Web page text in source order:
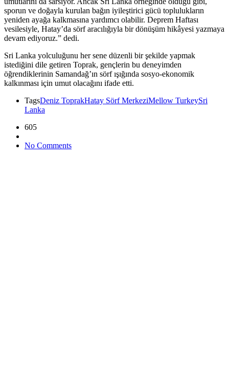
sporun ve doğayla kurulan bağın iyileştirici gücü toplulukların
yeniden ayağa kalkmasına yardımcı olabilir. Deprem Haftası
vesilesiyle, Hatay’da sörf aracılığıyla bir dönüşüm hikâyesi yazmaya
devam ediyoruz.” dedi.
Sri Lanka yolculuğunu her sene düzenli bir şekilde yapmak
istediğini dile getiren Toprak, gençlerin bu deneyimden
öğrendiklerinin Samandağ’ın sörf ışığında sosyo-ekonomik
kalkınması için umut olacağını ifade etti.
TagsDeniz ToprakHatay Sörf MerkeziMellow TurkeySri
Lanka
605
No Comments